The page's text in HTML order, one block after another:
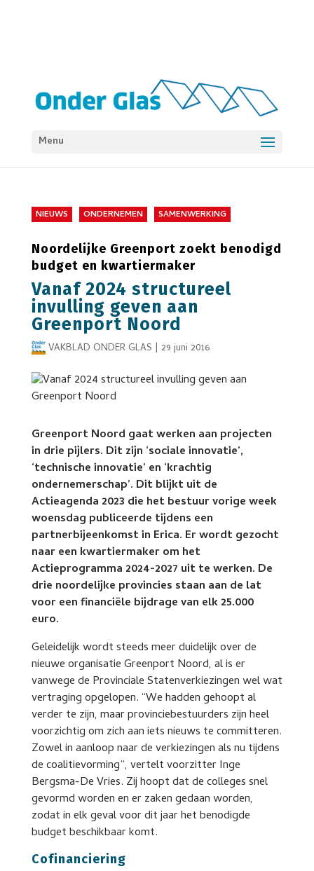
Menu
NIEUWS ONDERNEMEN SAMENWERKING
Noordelijke Greenport zoekt benodigd
budget en kwartiermaker
Vanaf 2024 structureel
invulling geven aan
Greenport Noord
VAKBLAD ONDER GLAS | 29 juni 2016
Greenport Noord gaat werken aan projecten
in drie pijlers. Dit zijn ‘sociale innovatie’,
‘technische innovatie’ en ‘krachtig
ondernemerschap’. Dit blijkt uit de
Actieagenda 2023 die het bestuur vorige week
woensdag publiceerde tijdens een
partnerbijeenkomst in Erica. Er wordt gezocht
naar een kwartiermaker om het
Actieprogramma 2024-2027 uit te werken. De
drie noordelijke provincies staan aan de lat
voor een financiële bijdrage van elk 25.000
euro.
Geleidelijk wordt steeds meer duidelijk over de
nieuwe organisatie Greenport Noord, al is er
vanwege de Provinciale Statenverkiezingen wel wat
vertraging opgelopen. “We hadden gehoopt al
verder te zijn, maar provinciebestuurders zijn heel
voorzichtig om zich aan iets nieuws te committeren.
Zowel in aanloop naar de verkiezingen als nu tijdens
de coalitievorming”, vertelt voorzitter Inge
Bergsma-De Vries. Zij hoopt dat de colleges snel
gevormd worden en er zaken gedaan worden,
zodat in elk geval voor dit jaar het benodigde
budget beschikbaar komt.
Cofinanciering